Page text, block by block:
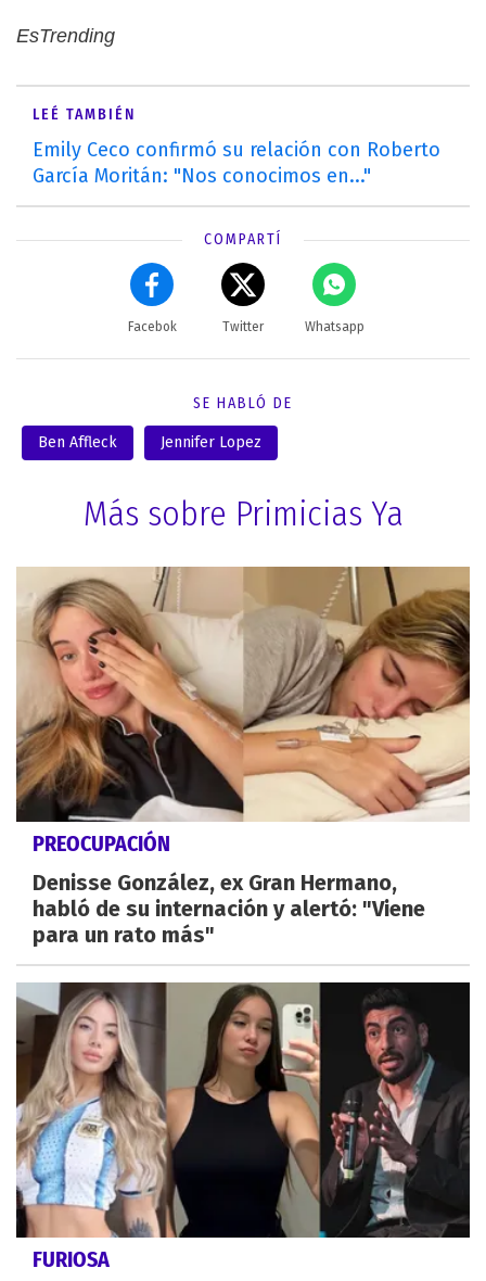
EsTrending
LEÉ TAMBIÉN
Emily Ceco confirmó su relación con Roberto
García Moritán: "Nos conocimos en..."
COMPARTÍ
Facebok Twitter Whatsapp
SE HABLÓ DE
Ben Affleck Jennifer Lopez
Más sobre Primicias Ya
PREOCUPACIÓN
Denisse González, ex Gran Hermano,
habló de su internación y alertó: "Viene
para un rato más"
FURIOSA